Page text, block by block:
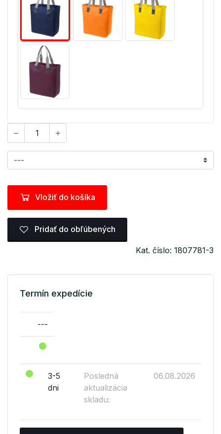
Vložiť do košíka
Pridať do obľúbených
Kat. číslo: 1807781-3
Termín expedície
---
3-5
dni
Posledná
aktualizácia
skladu:
06.08.2026